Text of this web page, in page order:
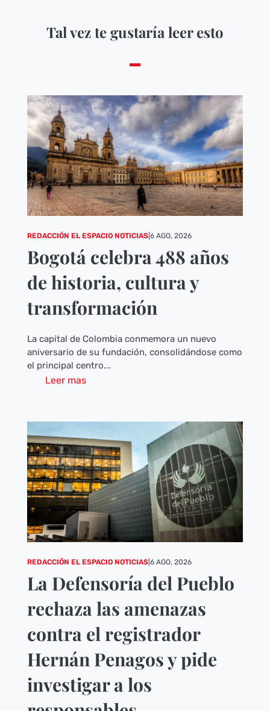
Tal vez te gustaría leer esto
REDACCIÓN EL ESPACIO NOTICIAS| 6 AGO, 2026
Bogotá celebra 488 años
de historia, cultura y
transformación
La capital de Colombia conmemora un nuevo
aniversario de su fundación, consolidándose como
el principal centro...
Leer mas
REDACCIÓN EL ESPACIO NOTICIAS| 6 AGO, 2026
La Defensoría del Pueblo
rechaza las amenazas
contra el registrador
Hernán Penagos y pide
investigar a los